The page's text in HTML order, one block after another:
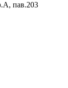
пав.203